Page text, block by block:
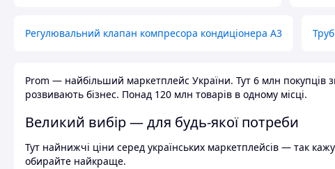
Регулювальний клапан компресора кондиціонера А3
Prom — найбільший маркетплейс України. Тут 6 млн покупців
розвивають бізнес. Понад 120 млн товарів в одному місці.
Великий вибір — для будь-якої потреби
Тут найнижчі ціни серед українських маркетплейсів — так
обирайте найкраще.